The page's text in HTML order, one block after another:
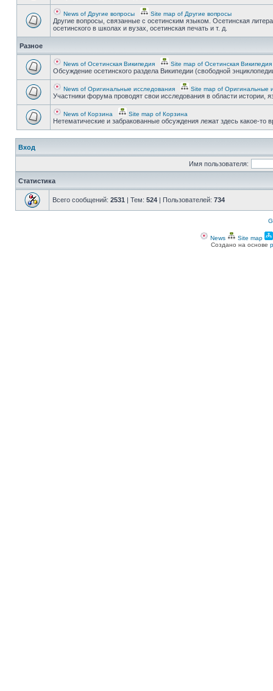
News of Другие вопросы Site map of Другие вопросы
Другие вопросы, связанные с осетинским языком. Осетинская
осетинского в школах и вузах, осетинская печать и т. д.
Разное
News of Осетинская Википедия Site map of Осетинская Википедия
Обсуждение осетинского раздела Википедии (свободной
News of Оригинальные исследования Site map of Оригинальные
Участники форума проводят свои исследования в области истории,
News of Корзина Site map of Корзина
Нетематические и забракованные обсуждения лежат здесь какое-то
Вход
Имя пользователя:
Статистика
Всего сообщений: 2531 | Тем: 524 | Пользователей: 734
News Site map
Создано на основе